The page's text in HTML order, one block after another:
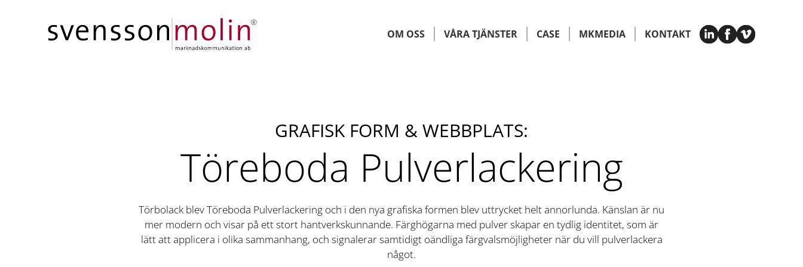
OM OSS VÅRA TJÄNSTER CASE MKMEDIA KONTAKT
GRAFISK FORM & WEBBPLATS:
Töreboda Pulverlackering
Törbolack blev Töreboda Pulverlackering och i den nya grafiska formen blev uttrycket helt annorlunda. Känslan är nu
mer modern och visar på ett stort hantverkskunnande. Färghögarna med pulver skapar en tydlig identitet, som är
lätt att applicera i olika sammanhang, och signalerar samtidigt oändliga färgvalsmöjligheter när du vill pulverlackera
något.